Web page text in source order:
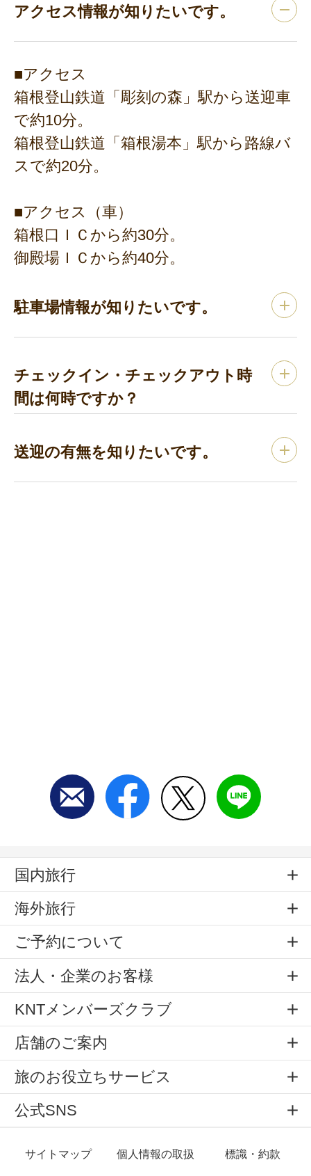
アクセス情報が知りたいです。
■アクセス
箱根登山鉄道「彫刻の森」駅から送迎車
で約10分。
箱根登山鉄道「箱根湯本」駅から路線バ
スで約20分。
■アクセス（車）
箱根口ＩＣから約30分。
御殿場ＩＣから約40分。
駐車場情報が知りたいです。
チェックイン・チェックアウト時
間は何時ですか？
送迎の有無を知りたいです。
国内旅行
海外旅行
ご予約について
法人・企業のお客様
KNTメンバーズクラブ
店舗のご案内
旅のお役立ちサービス
公式SNS
サイトマップ 個人情報の取扱 標識・約款